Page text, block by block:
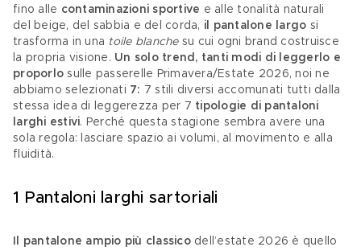
fino alle contaminazioni sportive e alle tonalità naturali
del beige, del sabbia e del corda, il pantalone largo si
trasforma in una toile blanche su cui ogni brand costruisce
la propria visione. Un solo trend, tanti modi di leggerlo e
proporlo sulle passerelle Primavera/Estate 2026, noi ne
abbiamo selezionati 7: 7 stili diversi accomunati tutti dalla
stessa idea di leggerezza per 7 tipologie di pantaloni
larghi estivi. Perché questa stagione sembra avere una
sola regola: lasciare spazio ai volumi, al movimento e alla
fluidità.
1 Pantaloni larghi sartoriali
Il pantalone ampio più classico dell’estate 2026 è quello